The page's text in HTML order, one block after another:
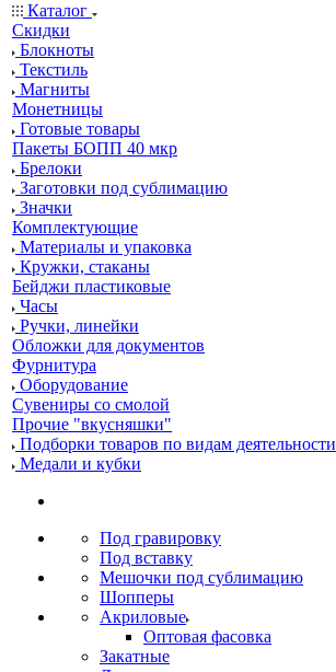
Каталог
Скидки
Блокноты
Текстиль
Магниты
Монетницы
Готовые товары
Пакеты БОПП 40 мкр
Брелоки
Заготовки под сублимацию
Значки
Комплектующие
Материалы и упаковка
Кружки, стаканы
Бейджи пластиковые
Часы
Ручки, линейки
Обложки для документов
Фурнитура
Оборудование
Сувениры со смолой
Прочие "вкусняшки"
Подборки товаров по видам деятельности
Медали и кубки
Под гравировку
Под вставку
Мешочки под сублимацию
Шопперы
Акриловые
Оптовая фасовка
Закатные